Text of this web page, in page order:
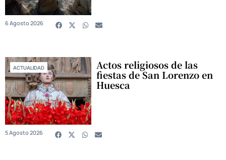
6 Agosto 2026
ACTUALIDAD Actos religiosos de las
fiestas de San Lorenzo en
Huesca
5 Agosto 2026